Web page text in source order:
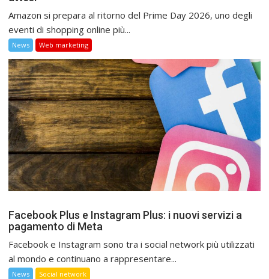
Amazon si prepara al ritorno del Prime Day 2026, uno degli
eventi di shopping online più...
News Web marketing
Facebook Plus e Instagram Plus: i nuovi servizi a
pagamento di Meta
Facebook e Instagram sono tra i social network più utilizzati
al mondo e continuano a rappresentare...
News Social network